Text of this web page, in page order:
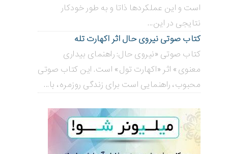
است و این عملکردها ذاتا و به طور خودکار
نتایجی در این...
کتاب صوتی نیروی حال اثر اکهارت تله
کتاب صوتی «نیروی حال: راهنمای بیداری
معنوی» اثر «اکهارت تول» است. این کتاب صوتی
محبوب، راهنمایی است برای زندگی روزمره، با...